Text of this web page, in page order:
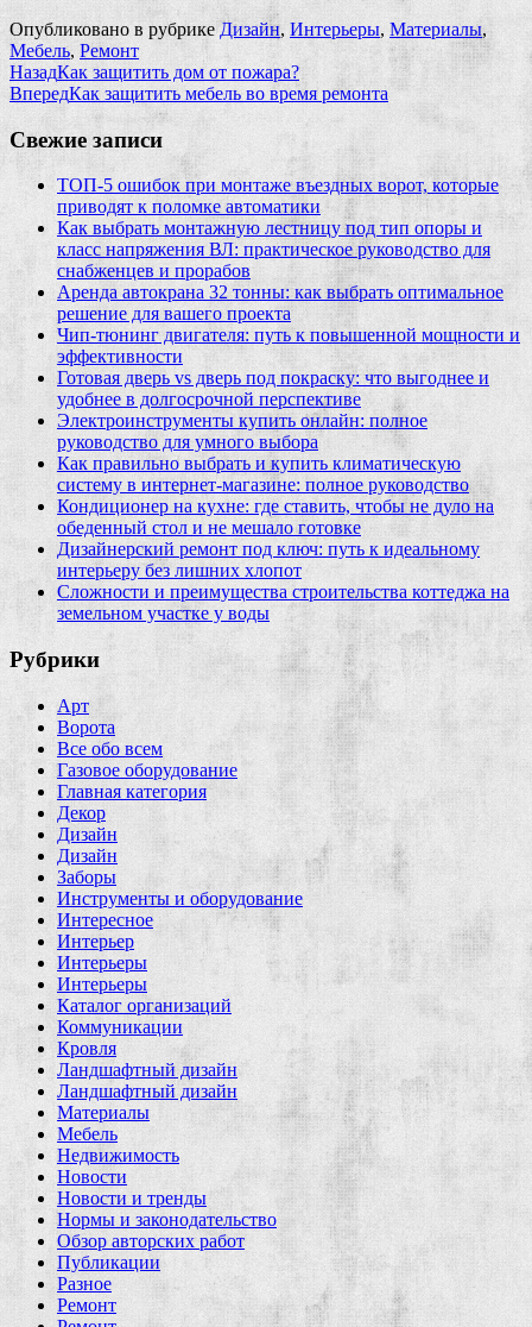
Опубликовано в рубрикеДизайн, Интерьеры, Материалы,
Мебель, Ремонт
НазадКак защитить дом от пожара?
ВпередКак защитить мебель во время ремонта
Свежие записи
ТОП-5 ошибок при монтаже въездных ворот, которые
приводят к поломке автоматики
Как выбрать монтажную лестницу под тип опоры и
класс напряжения ВЛ: практическое руководство для
снабженцев и прорабов
Аренда автокрана 32 тонны: как выбрать оптимальное
решение для вашего проекта
Чип‑тюнинг двигателя: путь к повышенной мощности и
эффективности
Готовая дверь vs дверь под покраску: что выгоднее и
удобнее в долгосрочной перспективе
Электроинструменты купить онлайн: полное
руководство для умного выбора
Как правильно выбрать и купить климатическую
систему в интернет‑магазине: полное руководство
Кондиционер на кухне: где ставить, чтобы не дуло на
обеденный стол и не мешало готовке
Дизайнерский ремонт под ключ: путь к идеальному
интерьеру без лишних хлопот
Сложности и преимущества строительства коттеджа на
земельном участке у воды
Рубрики
Арт
Ворота
Все обо всем
Газовое оборудование
Главная категория
Декор
Дизайн
Дизайн
Заборы
Инструменты и оборудование
Интересное
Интерьер
Интерьеры
Интерьеры
Каталог организаций
Коммуникации
Кровля
Ландшафтный дизайн
Ландшафтный дизайн
Материалы
Мебель
Недвижимость
Новости
Новости и тренды
Нормы и законодательство
Обзор авторских работ
Публикации
Разное
Ремонт